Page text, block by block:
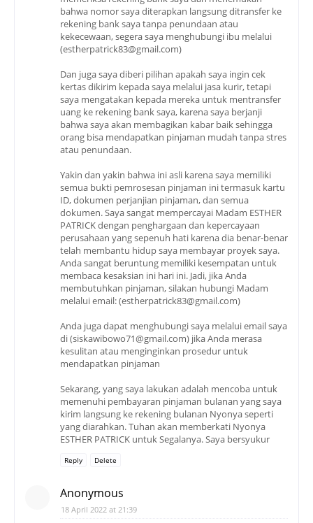
bahwa nomor saya diterapkan langsung ditransfer ke
rekening bank saya tanpa penundaan atau
kekecewaan, segera saya menghubungi ibu melalui
(estherpatrick83@gmail.com)
Dan juga saya diberi pilihan apakah saya ingin cek
kertas dikirim kepada saya melalui jasa kurir, tetapi
saya mengatakan kepada mereka untuk mentransfer
uang ke rekening bank saya, karena saya berjanji
bahwa saya akan membagikan kabar baik sehingga
orang bisa mendapatkan pinjaman mudah tanpa stres
atau penundaan.
Yakin dan yakin bahwa ini asli karena saya memiliki
semua bukti pemrosesan pinjaman ini termasuk kartu
ID, dokumen perjanjian pinjaman, dan semua
dokumen. Saya sangat mempercayai Madam ESTHER
PATRICK dengan penghargaan dan kepercayaan
perusahaan yang sepenuh hati karena dia benar-benar
telah membantu hidup saya membayar proyek saya.
Anda sangat beruntung memiliki kesempatan untuk
membaca kesaksian ini hari ini. Jadi, jika Anda
membutuhkan pinjaman, silakan hubungi Madam
melalui email: (estherpatrick83@gmail.com)
Anda juga dapat menghubungi saya melalui email saya
di (siskawibowo71@gmail.com) jika Anda merasa
kesulitan atau menginginkan prosedur untuk
mendapatkan pinjaman
Sekarang, yang saya lakukan adalah mencoba untuk
memenuhi pembayaran pinjaman bulanan yang saya
kirim langsung ke rekening bulanan Nyonya seperti
yang diarahkan. Tuhan akan memberkati Nyonya
ESTHER PATRICK untuk Segalanya. Saya bersyukur
Reply Delete
Anonymous
18 April 2022 at 21:39